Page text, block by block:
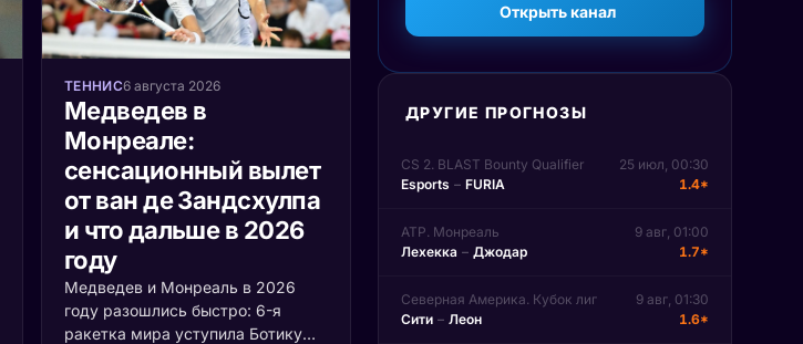
ТЕННИС6 августа 2026
Медведев в
Монреале:
сенсационный вылет
от ван де Зандсхулпа
и что дальше в 2026
году
Медведев и Монреаль в 2026
году разошлись быстро: 6-я
ракетка мира уступила Ботику
Открыть канал
ДРУГИЕ ПРОГНОЗЫ
CS 2. BLAST Bounty Qualifier
25 июл, 00:30
Esports – FURIA 1.4*
ATP. Монреаль
9 авг, 01:00
Лехекка – Джодар 1.7*
Северная Америка. Кубок лиг
9 авг, 01:30
Сити – Леон 1.6*